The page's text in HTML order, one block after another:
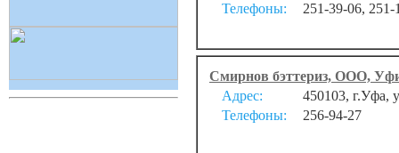
Телефоны:
251-39-06, 251-
Смирнов бэттериз, ООО,
Адрес:
450103, г.Уфа,
Телефоны:
256-94-27